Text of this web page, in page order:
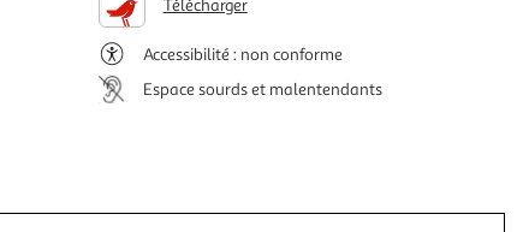
Télécharger
Accessibilité : non conforme
Espace sourds et malentendants